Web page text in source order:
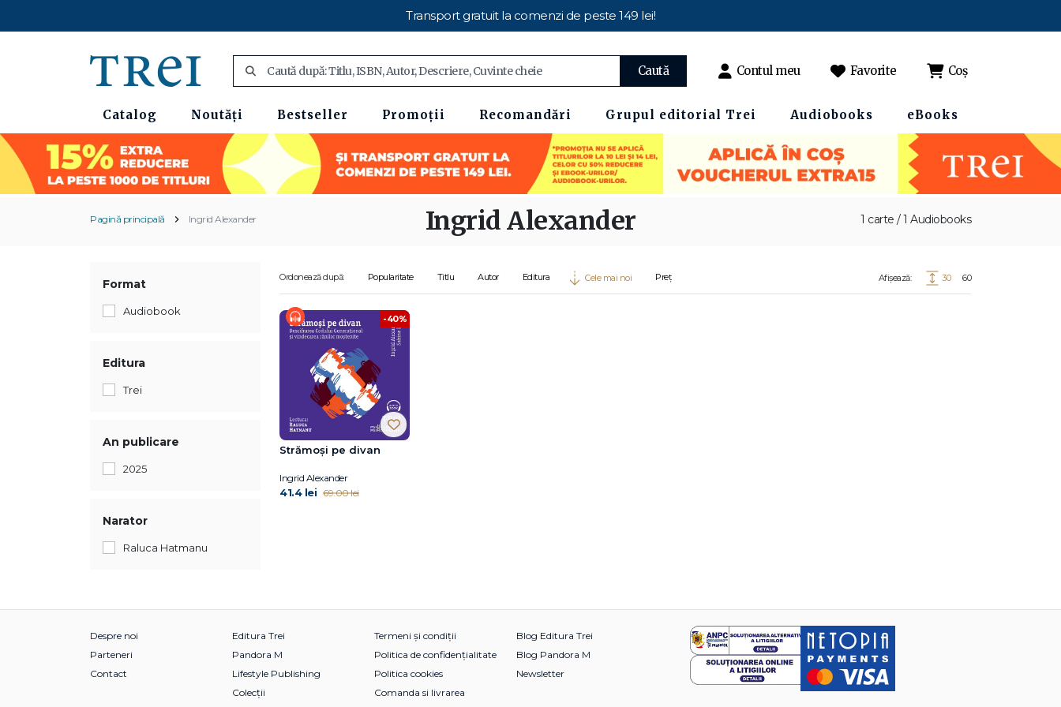
Transport gratuit la comenzi de peste 149 lei!
Caută Contul meu Favorite Coș
Catalog Noutăți Bestseller Promoții Recomandări Grupul editorial Trei Audiobooks eBooks
Pagină principală Ingrid Alexander 1 carte / 1 Audiobooks
Ingrid Alexander
Format
Audiobook
Editura
Trei
An publicare
2025
Narator
Raluca Hatmanu
Ordonează după: Popularitate Titlu Autor Editura Cele mai noi Preț Afișează: 30 60
-40%
Strămoși pe divan
Ingrid Alexander
41.4 lei 69.00 lei
Despre noi
Parteneri
Contact
Editura Trei
Pandora M
Lifestyle Publishing
Colecții
Termeni și condiții
Politica de confidențialitate
Politica cookies
Comanda si livrarea
Blog Editura Trei
Blog Pandora M
Newsletter